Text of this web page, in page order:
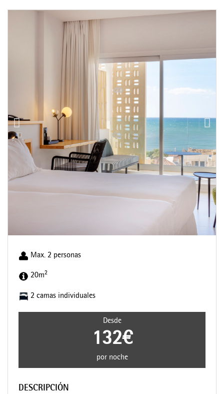
Max. 2 personas
20m2
2 camas individuales
Desde
132€
por noche
DESCRIPCIÓN